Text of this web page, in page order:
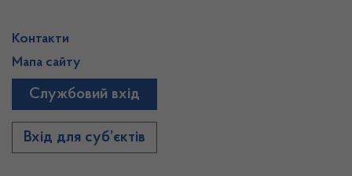
Контакти
Мапа сайту
Службовий вхід
Вхід для суб’єктів